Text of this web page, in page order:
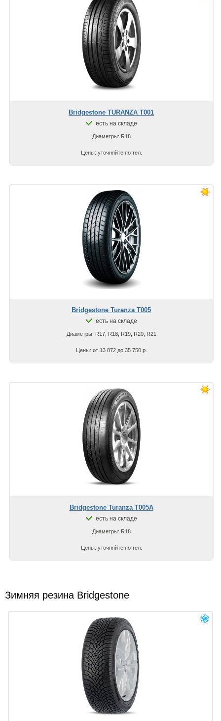
Bridgestone TURANZA T001
есть на складе
Диаметры: R18
Цены: уточняйте по тел.
Bridgestone Turanza T005
есть на складе
Диаметры: R17, R18, R19, R20, R21
Цены: от 13 872 до 35 750 р.
Bridgestone Turanza T005A
есть на складе
Диаметры: R18
Цены: уточняйте по тел.
Зимняя резина Bridgestone